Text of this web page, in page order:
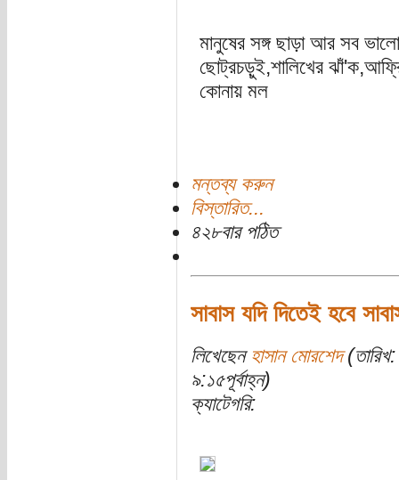
মানুষের সঙ্গ ছাড়া আর সব
ছোট্রচড়ুই,শালিখের
কোনায় মল
মন্তব্য করুন
বিস্তারিত...
৪২৮বার পঠিত
সাবাস যদি দিতেই হবে
লিখেছেন হাসান মোরশেদ
৯:১৫পূর্বাহ্ন)
ক্যাটেগরি: